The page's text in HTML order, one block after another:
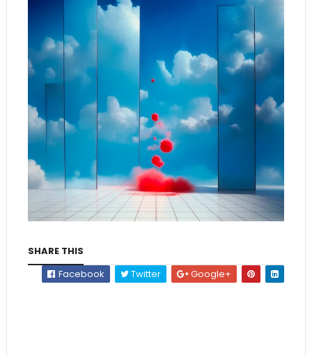
SHARE THIS
Facebook
Twitter Google+